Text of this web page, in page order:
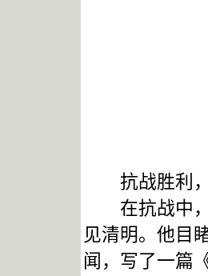
抗战胜利，
在抗战中，
见清明。他目
闻，写了一篇